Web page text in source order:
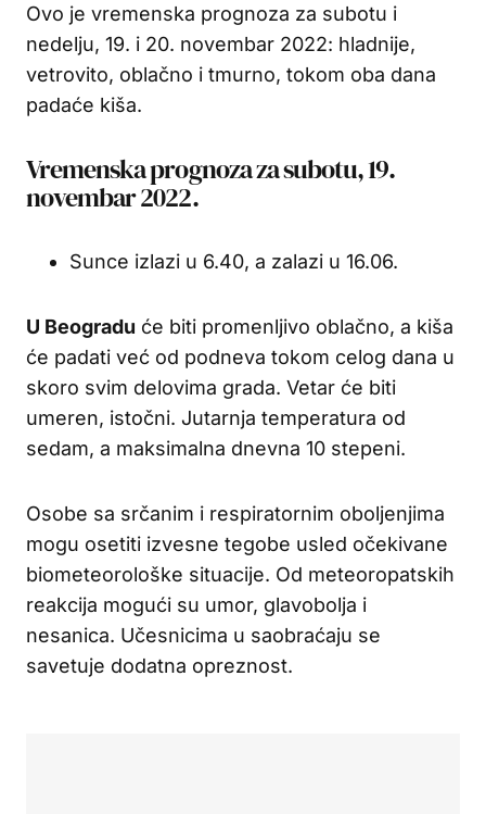
Ovo je vremenska prognoza za subotu i
nedelju, 19. i 20. novembar 2022: hladnije,
vetrovito, oblačno i tmurno, tokom oba dana
padaće kiša.
Vremenska prognoza za subotu, 19.
novembar 2022.
Sunce izlazi u 6.40, a zalazi u 16.06.
U Beogradu će biti promenljivo oblačno, a kiša
će padati već od podneva tokom celog dana u
skoro svim delovima grada. Vetar će biti
umeren, istočni. Jutarnja temperatura od
sedam, a maksimalna dnevna 10 stepeni.
Osobe sa srčanim i respiratornim oboljenjima
mogu osetiti izvesne tegobe usled očekivane
biometeorološke situacije. Od meteoropatskih
reakcija mogući su umor, glavobolja i
nesanica. Učesnicima u saobraćaju se
savetuje dodatna opreznost.